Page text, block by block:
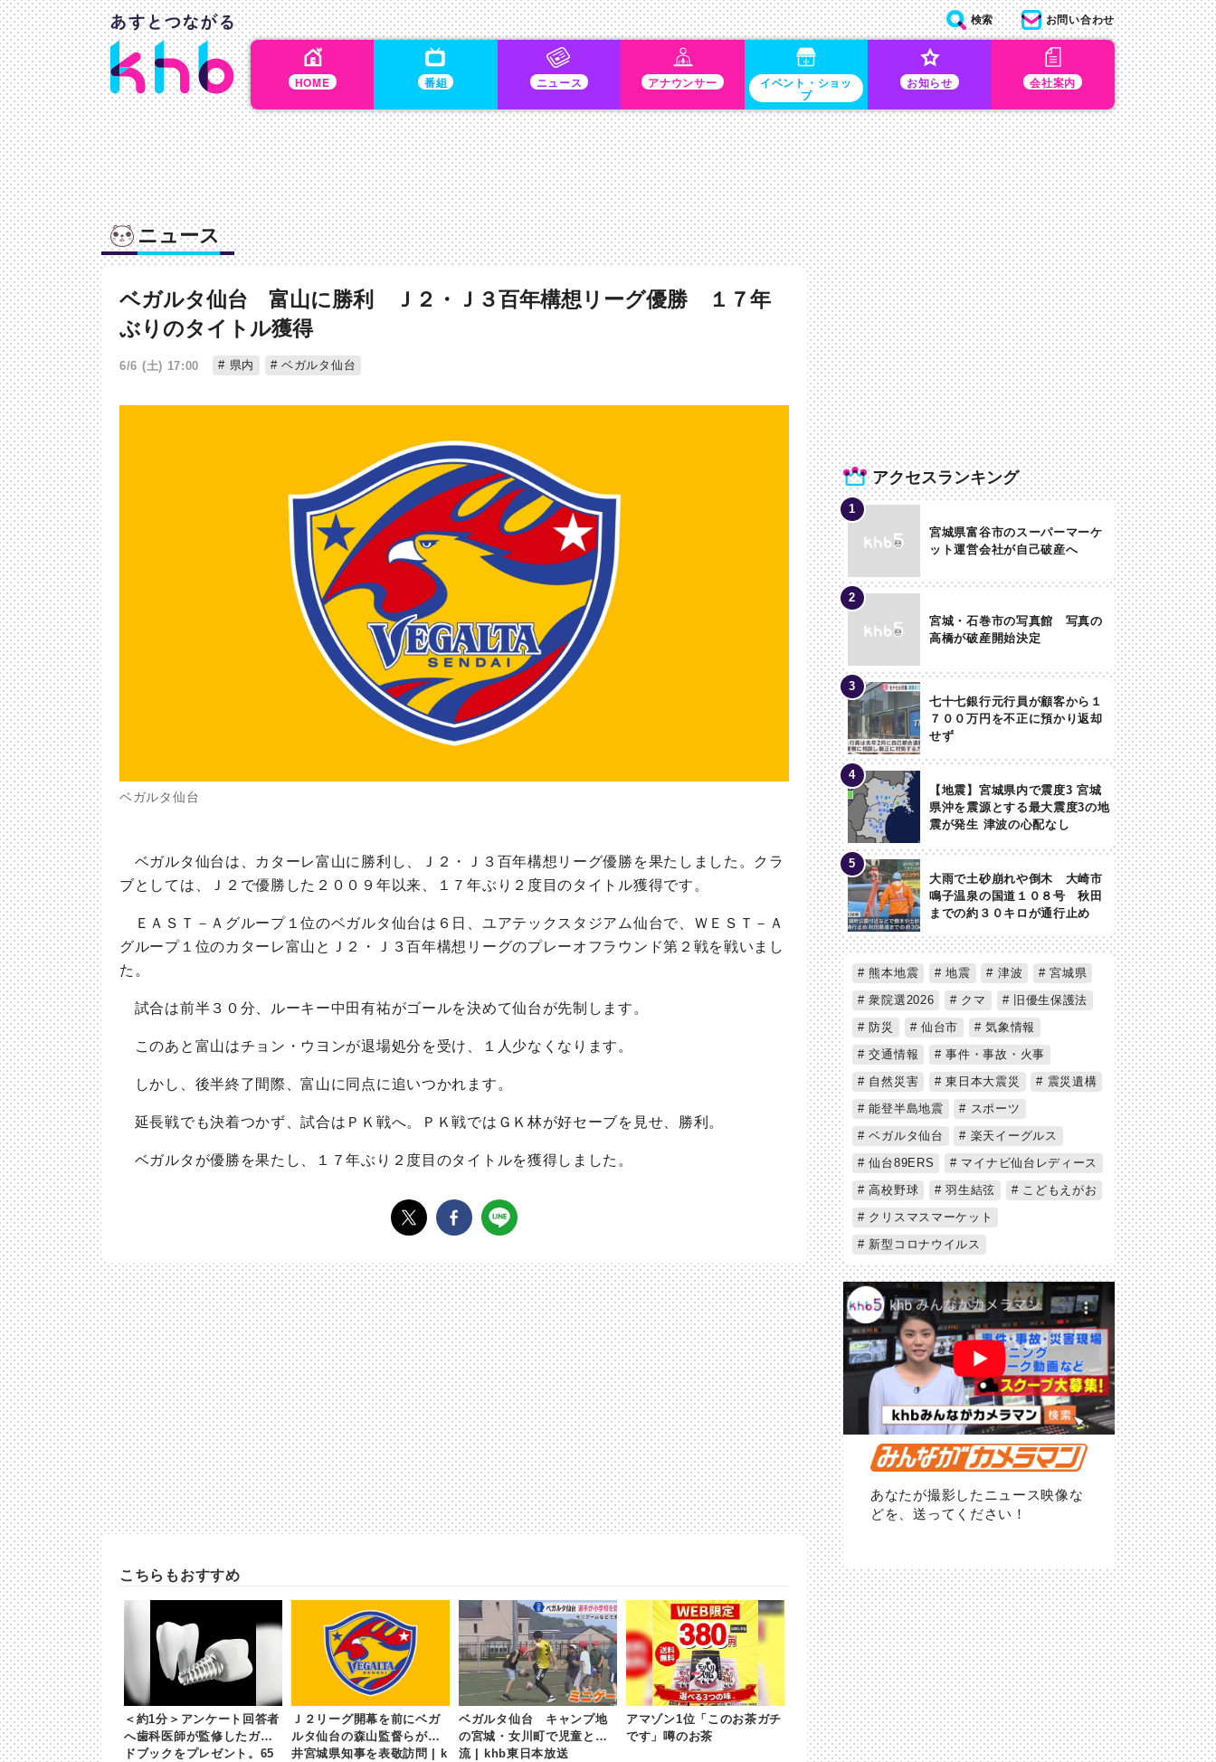
HOME 番組 ニュース アナウンサー イベント・ショッ
プ
お知らせ 会社案内
検索 お問い合わせ
ニュース
ベガルタ仙台 富山に勝利 Ｊ２・Ｊ３百年構想リーグ優勝 １７年
ぶりのタイトル獲得
6/6 (土) 17:00 県内 ベガルタ仙台
ベガルタ仙台
ベガルタ仙台は、カターレ富山に勝利し、Ｊ２・Ｊ３百年構想リーグ優勝を果たしました。クラ
ブとしては、Ｊ２で優勝した２００９年以来、１７年ぶり２度目のタイトル獲得です。
ＥＡＳＴ－Ａグループ１位のベガルタ仙台は６日、ユアテックスタジアム仙台で、ＷＥＳＴ－Ａ
グループ１位のカターレ富山とＪ２・Ｊ３百年構想リーグのプレーオフラウンド第２戦を戦いまし
た。
試合は前半３０分、ルーキー中田有祐がゴールを決めて仙台が先制します。
このあと富山はチョン・ウヨンが退場処分を受け、１人少なくなります。
しかし、後半終了間際、富山に同点に追いつかれます。
延長戦でも決着つかず、試合はＰＫ戦へ。ＰＫ戦ではＧＫ林が好セーブを見せ、勝利。
ベガルタが優勝を果たし、１７年ぶり２度目のタイトルを獲得しました。
こちらもおすすめ
＜約1分＞アンケート回答者
へ歯科医師が監修したガイ
ドブックをプレゼント。65
Ｊ２リーグ開幕を前にベガ
ルタ仙台の森山監督らが村
井宮城県知事を表敬訪問 | k
ベガルタ仙台 キャンプ地
の宮城・女川町で児童と交
流 | khb東日本放送
アマゾン1位「このお茶ガチ
です」噂のお茶
アクセスランキング
宮城県富谷市のスーパーマーケ
ット運営会社が自己破産へ
宮城・石巻市の写真館 写真の
高橋が破産開始決定
七十七銀行元行員が顧客から１
７００万円を不正に預かり返却
せず
【地震】宮城県内で震度3 宮城
県沖を震源とする最大震度3の地
震が発生 津波の心配なし
大雨で土砂崩れや倒木 大崎市
鳴子温泉の国道１０８号 秋田
までの約３０キロが通行止め
熊本地震 地震 津波
宮城県
衆院選2026
クマ
旧優生保護法
防災
仙台市
気象情報
交通情報
事件・事故・火事
自然災害
東日本大震災
震災遺構
能登半島地震
スポーツ
ベガルタ仙台
楽天イーグルス
仙台89ERS
マイナビ仙台レディース
高校野球
羽生結弦
こどもえがお
クリスマスマーケット
新型コロナウイルス
あなたが撮影したニュース映像な
どを、送ってください！